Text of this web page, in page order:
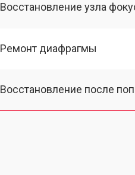
Восстановление узла
Ремонт диафрагмы
Восстановление после